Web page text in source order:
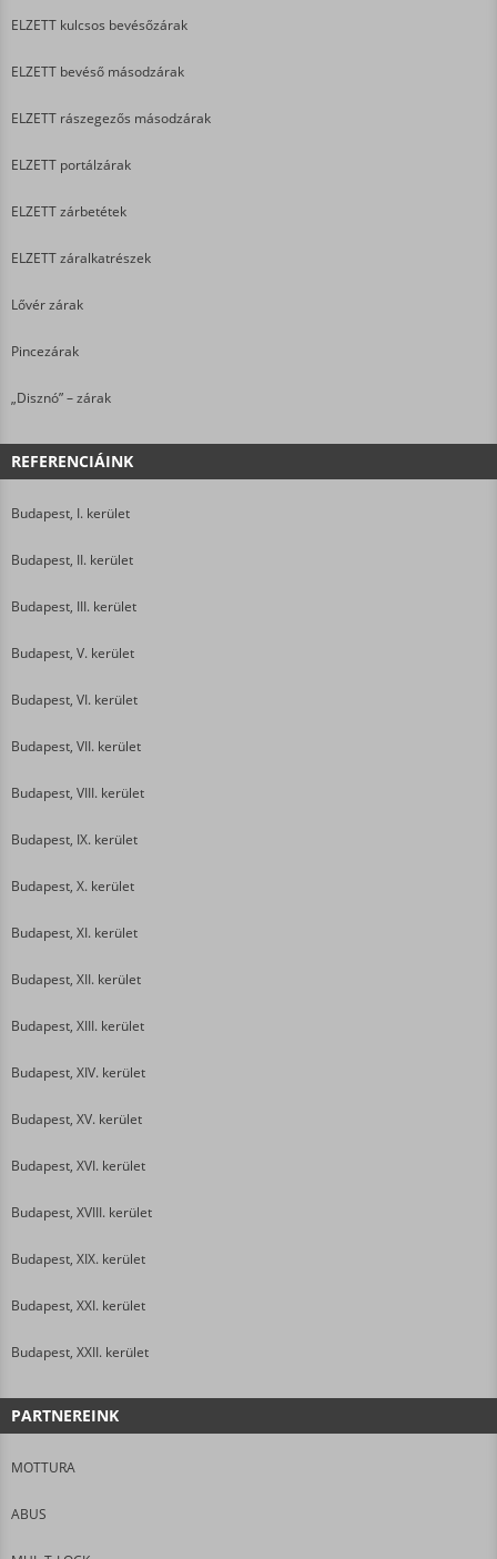
ELZETT kulcsos bevésőzárak
ELZETT bevéső másodzárak
ELZETT rászegezős másodzárak
ELZETT portálzárak
ELZETT zárbetétek
ELZETT záralkatrészek
Lővér zárak
Pincezárak
„Disznó” – zárak
REFERENCIÁINK
Budapest, I. kerület
Budapest, II. kerület
Budapest, III. kerület
Budapest, V. kerület
Budapest, VI. kerület
Budapest, VII. kerület
Budapest, VIII. kerület
Budapest, IX. kerület
Budapest, X. kerület
Budapest, XI. kerület
Budapest, XII. kerület
Budapest, XIII. kerület
Budapest, XIV. kerület
Budapest, XV. kerület
Budapest, XVI. kerület
Budapest, XVIII. kerület
Budapest, XIX. kerület
Budapest, XXI. kerület
Budapest, XXII. kerület
PARTNEREINK
MOTTURA
ABUS